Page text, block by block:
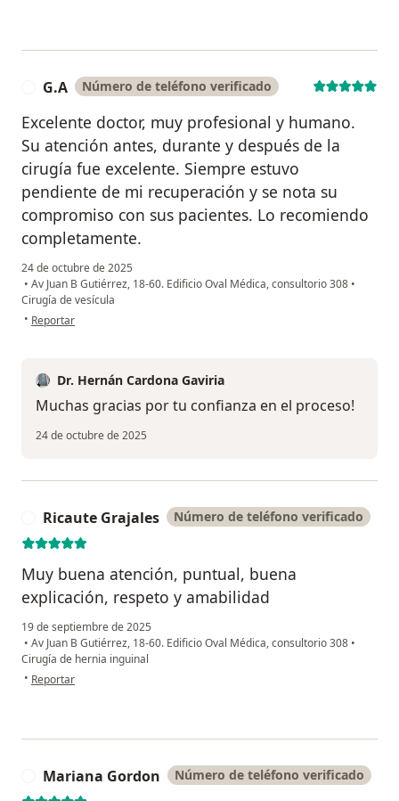
G.A Número de teléfono verificado
Excelente doctor, muy profesional y humano.
Su atención antes, durante y después de la
cirugía fue excelente. Siempre estuvo
pendiente de mi recuperación y se nota su
compromiso con sus pacientes. Lo recomiendo
completamente.
24 de octubre de 2025
• Av Juan B Gutiérrez, 18-60. Edificio Oval Médica, consultorio 308 •
Cirugía de vesícula
• en opinión del usuario G.A
Reportar
Dr. Hernán Cardona Gaviria
Muchas gracias por tu confianza en el proceso!
24 de octubre de 2025
Ricaute Grajales Número de teléfono verificado
Muy buena atención, puntual, buena
explicación, respeto y amabilidad
19 de septiembre de 2025
• Av Juan B Gutiérrez, 18-60. Edificio Oval Médica, consultorio 308 •
Cirugía de hernia inguinal
• en opinión del usuario Ricaute Grajales
Reportar
Mariana Gordon Número de teléfono verificado